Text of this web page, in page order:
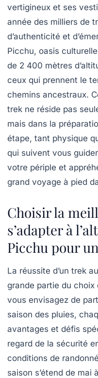
vertigineux et ses
année des milliers de
d’authenticité et
Picchu, oasis
de 2 400 mètres
ceux qui prennent le
chemins ancestraux.
trek ne réside pas
mais dans la
étape, tant physique
qui suivent vous
votre périple et
grand voyage à pied
Choisir la
s’adapter à
Picchu pour
La réussite d’un trek
grande partie du choix
vous envisagez de
saison des pluies,
avantages et défis
regard de la sécurité
conditions de
saison s’étend de mai